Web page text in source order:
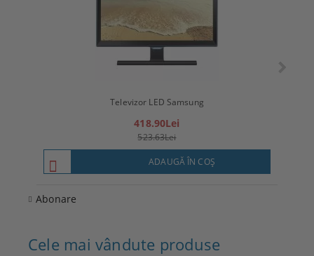
Televizor LED Samsung
418.90Lei
523.63Lei
ADAUGĂ ÎN COŞ
Abonare
Cele mai vândute produse